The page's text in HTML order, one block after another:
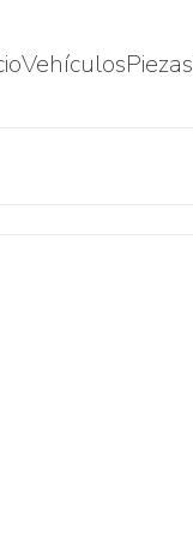
VehículosPiezas